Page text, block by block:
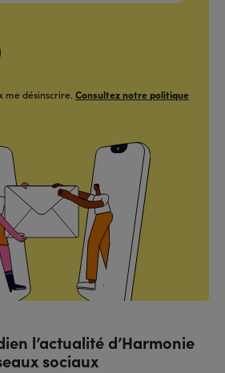
me désinscrire. Consultez notre politique
l’actualité d’Harmonie
sociaux